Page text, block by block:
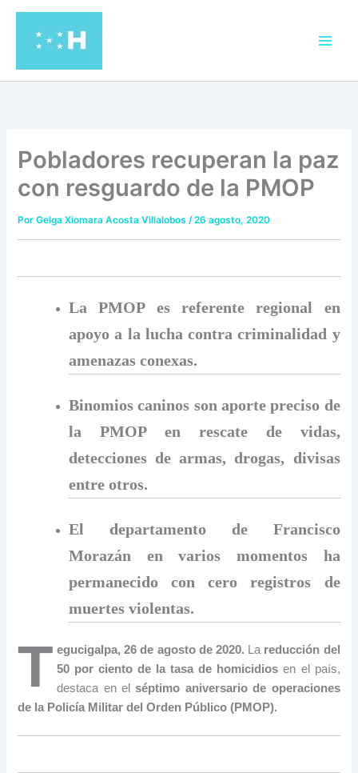
contenido
Pobladores recuperan la paz
con resguardo de la PMOP
PorGelga Xiomara Acosta Villalobos/26 agosto, 2020
La PMOP es referente regional en
apoyo a la lucha contra criminalidad y
amenazas conexas.
Binomios caninos son aporte preciso de
la PMOP en rescate de vidas,
detecciones de armas, drogas, divisas
entre otros.
El departamento de Francisco
Morazán en varios momentos ha
permanecido con cero registros de
muertes violentas.
T egucigalpa, 26 de agosto de 2020. La reducción del
50 por ciento de la tasa de homicidios en el país,
destaca en elséptimo aniversario de operaciones
de la Policía Militar del Orden Público (PMOP).